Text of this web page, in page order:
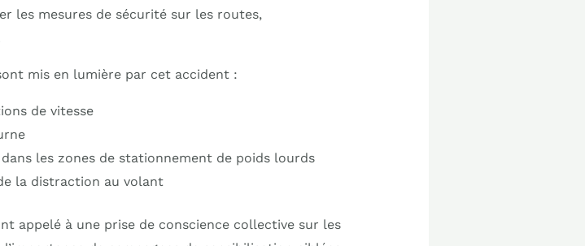
les mesures de sécurité sur les routes,
mis en lumière par cet accident :
de vitesse
les zones de stationnement de poids lourds
la distraction au volant
appelé à une prise de conscience collective sur les